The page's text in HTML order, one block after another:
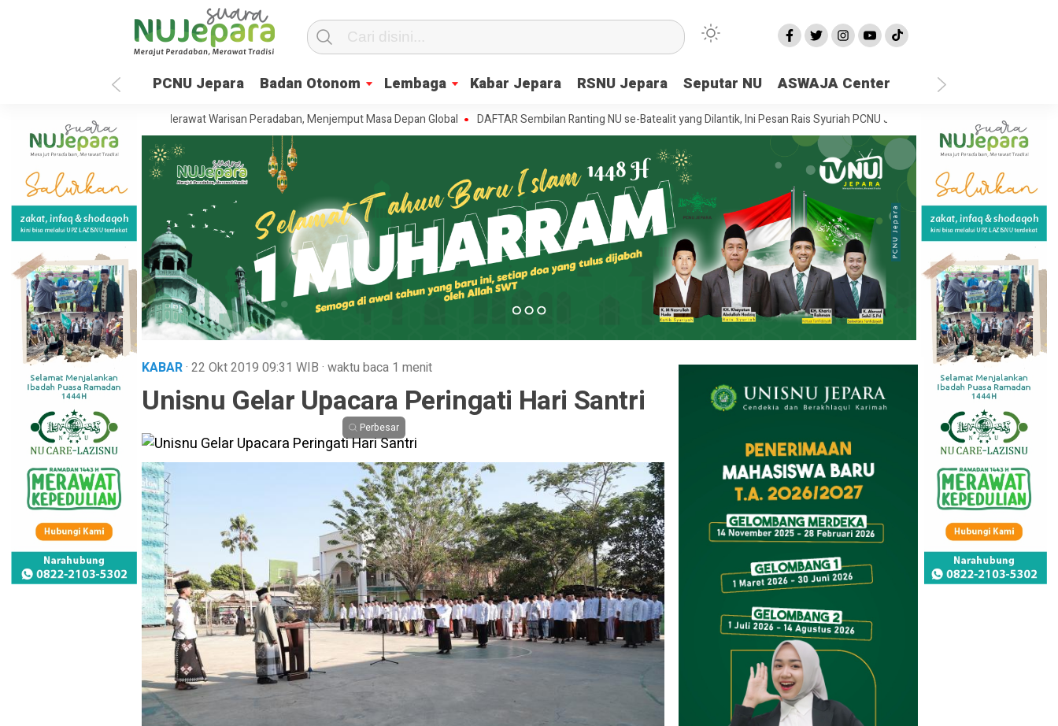
PCNU Jepara Badan Otonom Lembaga Kabar Jepara RSNU Jepara Seputar NU ASWAJA Center
Tahun UNISNU Jepara: Merawat Warisan Peradaban, Menjemput Masa Depan Global DAFTAR Sembilan Ranting NU se-Batealit yang Dilantik, Ini Pesan Rais Syuriah PCNU Jepara Ketika Semua Sandaran Runtuh,
KABAR· 22 Okt 2019 09:31 WIB · waktu baca 1 menit
Unisnu Gelar Upacara Peringati Hari Santri
Perbesar